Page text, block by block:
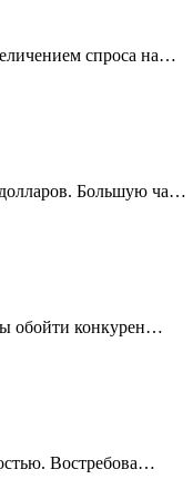
спроса на…
долларов. Большую ча…
обойти конкурен…
Востребова…